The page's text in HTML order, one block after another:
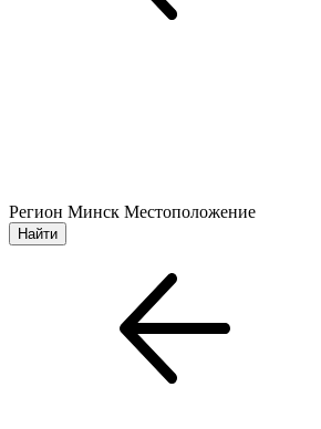
Регион Минск Местоположение